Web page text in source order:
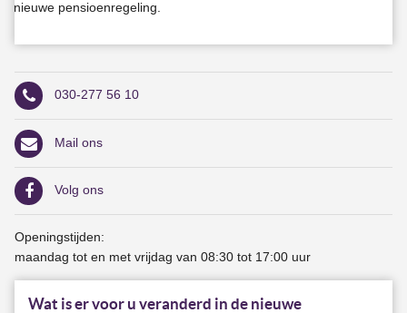
nieuwe pensioenregeling.
030-277 56 10
Mail ons
Volg ons
Openingstijden:
maandag tot en met vrijdag van 08:30 tot 17:00 uur
Wat is er voor u veranderd in de nieuwe